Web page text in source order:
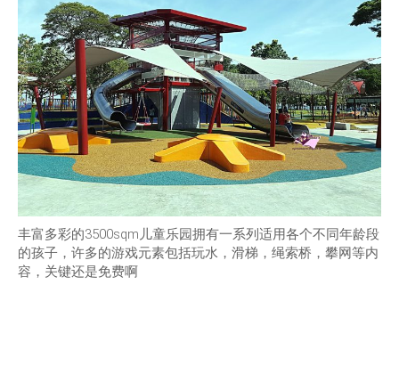
丰富多彩的3500sqm儿童乐园拥有一系列适用各个不同年龄段
的孩子，许多的游戏元素包括玩水，滑梯，绳索桥，攀网等内
容，关键还是免费啊